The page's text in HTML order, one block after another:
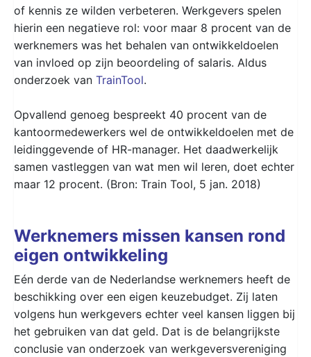
of kennis ze wilden verbeteren. Werkgevers spelen
hierin een negatieve rol: voor maar 8 procent van de
werknemers was het behalen van ontwikkeldoelen
van invloed op zijn beoordeling of salaris. Aldus
onderzoek van TrainTool.
Opvallend genoeg bespreekt 40 procent van de
kantoormedewerkers wel de ontwikkeldoelen met de
leidinggevende of HR-manager. Het daadwerkelijk
samen vastleggen van wat men wil leren, doet echter
maar 12 procent. (Bron: Train Tool, 5 jan. 2018)
Werknemers missen kansen rond
eigen ontwikkeling
Eén derde van de Nederlandse werknemers heeft de
beschikking over een eigen keuzebudget. Zij laten
volgens hun werkgevers echter veel kansen liggen bij
het gebruiken van dat geld. Dat is de belangrijkste
conclusie van onderzoek van werkgeversvereniging